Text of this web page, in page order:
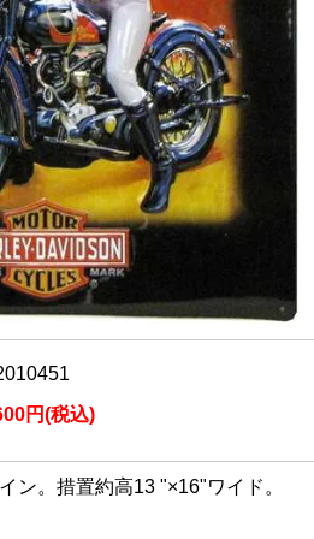
円(税込)
ン。措置約高13 "×16"ワイド。